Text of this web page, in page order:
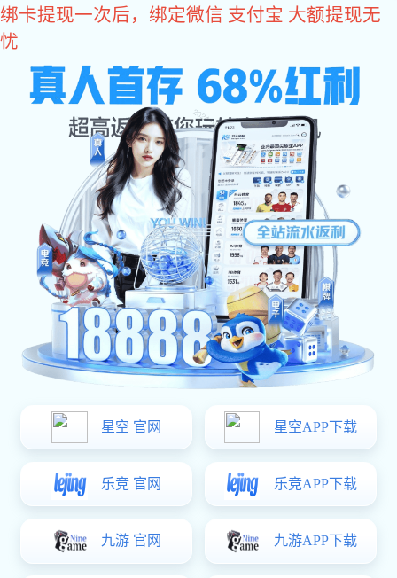
im电竞
水利领域
智慧水利解决方案 远距离输水管道系统解决方案
方案概述
水利工程大口径阀门解决方案
在水利工程中，大口径阀门是关键的控制设备，可以切断、调节水流、
保障运行安全。
迈克阀门采用先进设计理念和制造工艺，一体化铸造，环保节能，性能
专业的技术团队，提供从方案设计、产品制造到安装调试的一站式服